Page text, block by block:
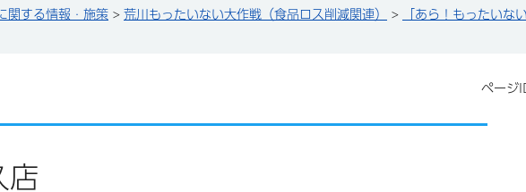
関する情報・施策 > 荒川もったいない大作戦（食品ロス削減関連） > 「あら！もったいな
ページ
店